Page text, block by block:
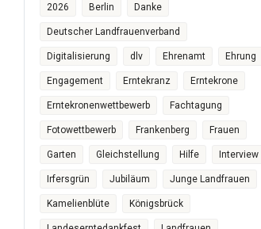
2026 Berlin Danke
Deutscher Landfrauenverband
Digitalisierung dlv Ehrenamt Ehrung
Engagement Erntekranz Erntekrone
Erntekronenwettbewerb Fachtagung
Fotowettbewerb Frankenberg Frauen
Garten Gleichstellung Hilfe Interview
Irfersgrün Jubiläum Junge Landfrauen
Kamelienblüte Königsbrück